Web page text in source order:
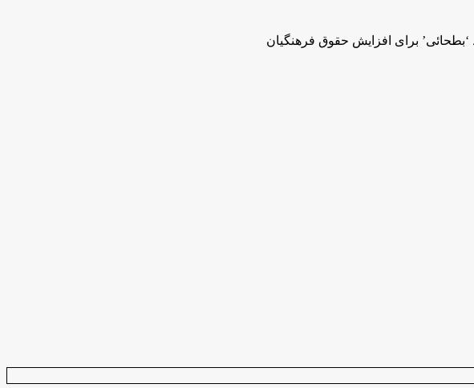
برای افزایش حقوق فرهنگیان